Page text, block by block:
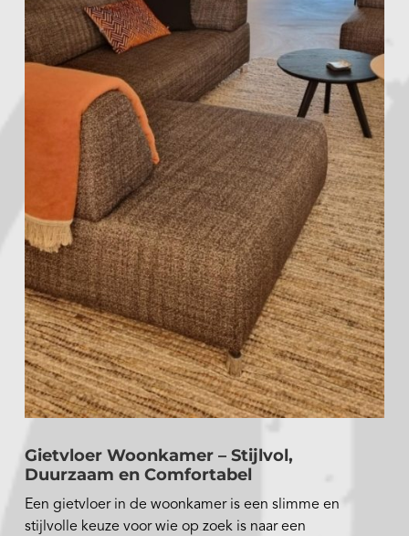
Gietvloer Woonkamer – Stijlvol,
Duurzaam en Comfortabel
Een gietvloer in de woonkamer is een slimme en
stijlvolle keuze voor wie op zoek is naar een